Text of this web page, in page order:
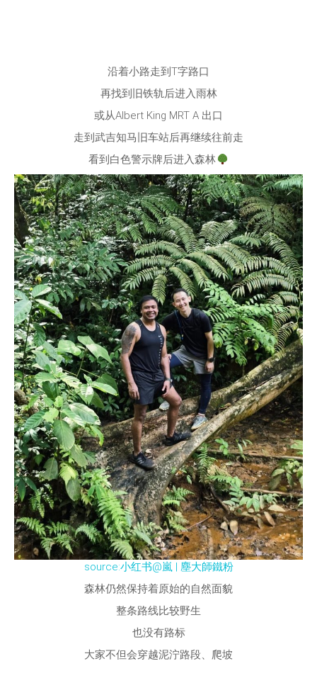
沿着小路走到T字路口
再找到旧铁轨后进入雨林
或从Albert King MRT A 出口
走到武吉知马旧车站后再继续往前走
看到白色警示牌后进入森林
source:小红书@嵐 | 塵大師鐵粉
森林仍然保持着原始的自然面貌
整条路线比较野生
也没有路标
大家不但会穿越泥泞路段、爬坡